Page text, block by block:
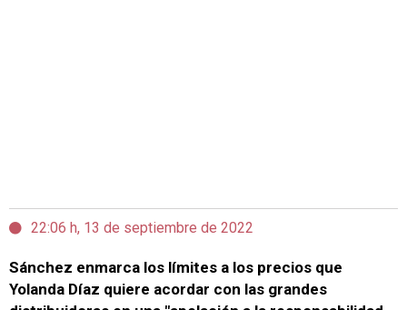
22:06 h, 13 de septiembre de 2022
Sánchez enmarca los límites a los precios que
Yolanda Díaz quiere acordar con las grandes